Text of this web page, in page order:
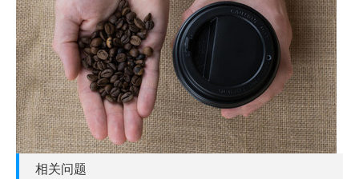
相关问题